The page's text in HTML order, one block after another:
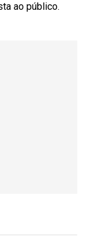
ao público.